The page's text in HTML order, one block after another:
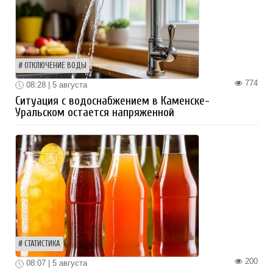
ОТКЛЮЧЕНИЕ ВОДЫ
774
08:28 | 5 августа
Ситуация с водоснабжением в Каменске-
Уральском остается напряженной
СТАТИСТИКА
200
08:07 | 5 августа